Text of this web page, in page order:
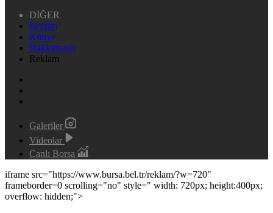
DİĞER
İletişim
Künye
Hakkımızda
Reklam
Galeriler
Videolar
Canlı Borsa
iframe src="https://www.bursa.bel.tr/reklam/?w=720"
frameborder=0 scrolling="no" style=" width: 720px; height:400px;
overflow: hidden;">